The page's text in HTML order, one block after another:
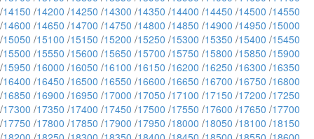
/14150 /14200 /14250 /14300 /14350 /14400 /14450 /14500 /14550
/14600 /14650 /14700 /14750 /14800 /14850 /14900 /14950 /15000
/15050 /15100 /15150 /15200 /15250 /15300 /15350 /15400 /15450
/15500 /15550 /15600 /15650 /15700 /15750 /15800 /15850 /15900
/15950 /16000 /16050 /16100 /16150 /16200 /16250 /16300 /16350
/16400 /16450 /16500 /16550 /16600 /16650 /16700 /16750 /16800
/16850 /16900 /16950 /17000 /17050 /17100 /17150 /17200 /17250
/17300 /17350 /17400 /17450 /17500 /17550 /17600 /17650 /17700
/17750 /17800 /17850 /17900 /17950 /18000 /18050 /18100 /18150